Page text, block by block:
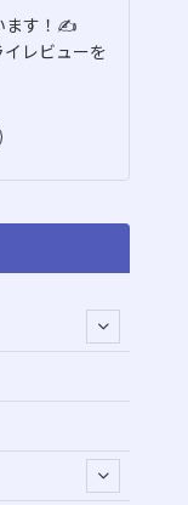
ます！✍️
レビューを